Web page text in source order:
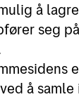
å
seg
å